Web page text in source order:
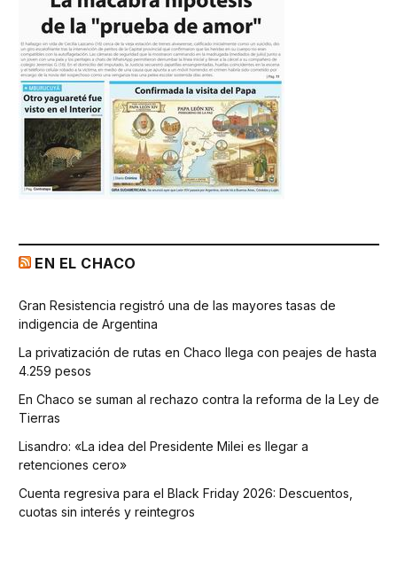
EN EL CHACO
Gran Resistencia registró una de las mayores tasas de
indigencia de Argentina
La privatización de rutas en Chaco llega con peajes de hasta
4.259 pesos
En Chaco se suman al rechazo contra la reforma de la Ley de
Tierras
Lisandro: «La idea del Presidente Milei es llegar a
retenciones cero»
Cuenta regresiva para el Black Friday 2026: Descuentos,
cuotas sin interés y reintegros